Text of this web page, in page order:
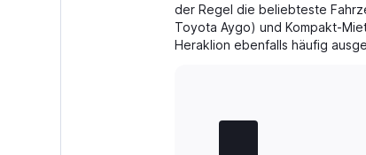
der Regel die beliebteste
Toyota Aygo) und Kompakt-
Heraklion ebenfalls häufig